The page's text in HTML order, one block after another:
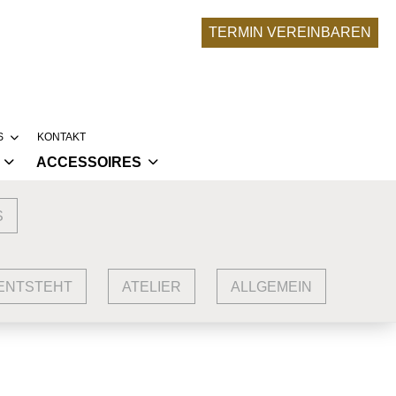
TERMIN VEREINBAREN
UPDATE
BRÄUTE
ENTSTEHT
KONTAKT
ACCESSOIRES
ATELIER ALLGEMEIN